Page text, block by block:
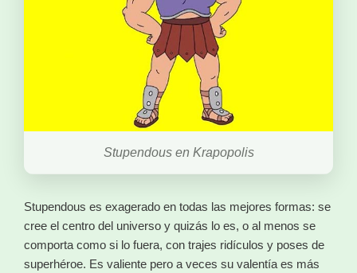
Stupendous en Krapopolis
Stupendous es exagerado en todas las mejores formas: se
cree el centro del universo y quizás lo es, o al menos se
comporta como si lo fuera, con trajes ridículos y poses de
superhéroe. Es valiente pero a veces su valentía es más